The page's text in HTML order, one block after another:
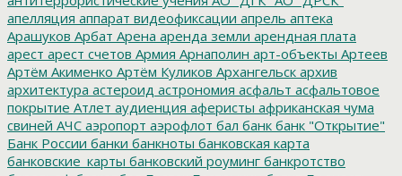
апелляция аппарат видеофиксации апрель аптека
Арашуков Арбат Арена аренда земли арендная плата
арест арест счетов Армия Арнаполин арт-объекты Артеев
Артём Акименко Артём Куликов Архангельск архив
архитектура астероид астрономия асфальт асфальтовое
покрытие Атлет аудиенция аферисты африканская чума
свиней АЧС аэропорт аэрофлот бал банк банк "Открытие"
Банк России банки банкноты банковская карта
банковские_карты банковский роуминг банкротство